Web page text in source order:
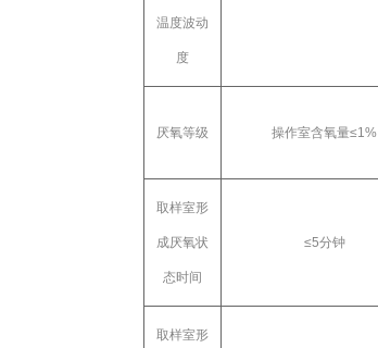
温度波动
度
厌氧等级 操作室含氧量≤1%
取样室形
成厌氧状
态时间
≤5分钟
取样室形